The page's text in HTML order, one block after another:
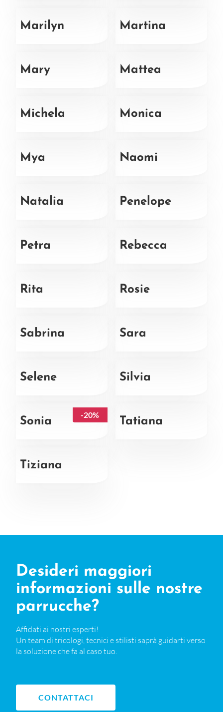
Marilyn Martina
Mary Mattea
Michela Monica
Mya Naomi
Natalia Penelope
Petra Rebecca
Rita Rosie
Sabrina Sara
Selene Silvia
-20%
Sonia Tatiana
Tiziana
Desideri maggiori
informazioni sulle nostre
parrucche?
Affidati ai nostri esperti!
Un team di tricologi, tecnici e stilisti saprà guidarti verso
la soluzione che fa al caso tuo.
CONTATTACI